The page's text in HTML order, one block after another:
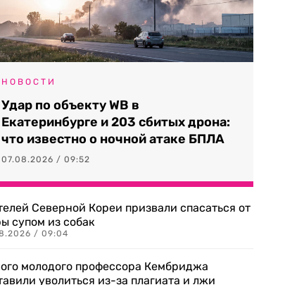
НОВОСТИ
Удар по объекту WB в
Екатеринбурге и 203 сбитых дрона:
что известно о ночной атаке БПЛА
07.08.2026 / 09:52
Северной Кореи призвали спасаться от
супом из собак
/ 09:04
молодого профессора Кембриджа
уволиться из-за плагиата и лжи